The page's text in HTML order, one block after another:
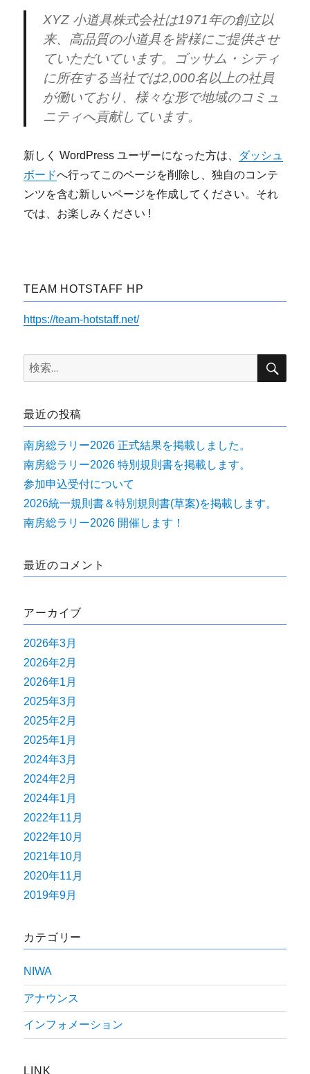
XYZ 小道具株式会社は1971年の創立以
来、高品質の小道具を皆様にご提供させ
ていただいています。ゴッサム・シティ
に所在する当社では2,000名以上の社員
が働いており、様々な形で地域のコミュ
ニティへ貢献しています。
新しく WordPress ユーザーになった方は、 ダッシュ
ボードへ行ってこのページを削除し、独自のコンテ
ンツを含む新しいページを作成してください。それ
では、お楽しみください !
TEAM HOTSTAFF HP
https://team-hotstaff.net/
検
索:
検
最近の投稿
南房総ラリー2026 正式結果を掲載しました。
南房総ラリー2026 特別規則書を掲載します。
参加申込受付について
2026統一規則書＆特別規則書(草案)を掲載します。
南房総ラリー2026 開催します！
最近のコメント
アーカイブ
2026年3月
2026年2月
2026年1月
2025年3月
2025年2月
2025年1月
2024年3月
2024年2月
2024年1月
2022年11月
2022年10月
2021年10月
2020年11月
2019年9月
カテゴリー
NIWA
アナウンス
インフォメーション
LINK